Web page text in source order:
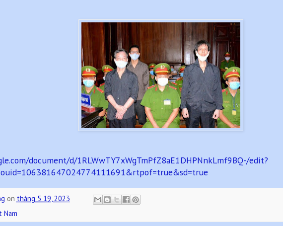
document/d/1RLWwTY7xWgTmPfZ8aE1DHPNnkLmf9BQ-/edit?
on tháng 5 19, 2023
Nam